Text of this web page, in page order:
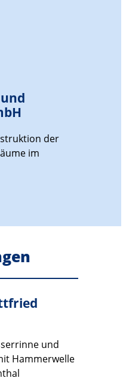
und
der
im
und
Hammerwelle